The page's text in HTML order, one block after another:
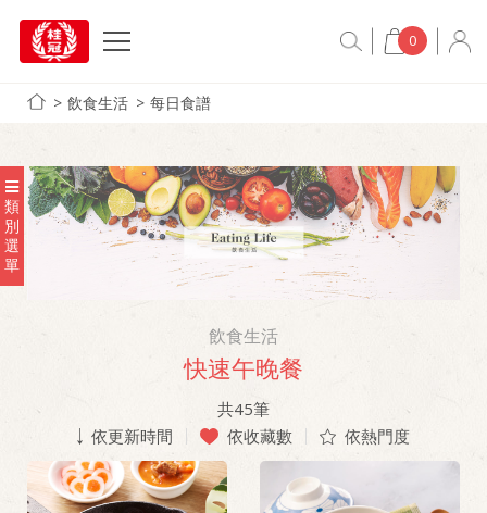
0
飲食生活 每日食譜
類
別
選
單
飲食生活
快速午晚餐
共45筆
依更新時間
依收藏數 依熱門度